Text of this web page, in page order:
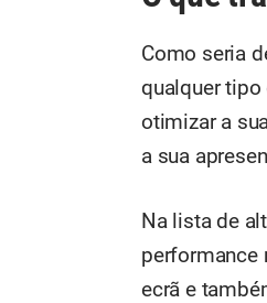
Como seria
qualquer
otimizar a
a sua
Na lista de
performance
ecrã e